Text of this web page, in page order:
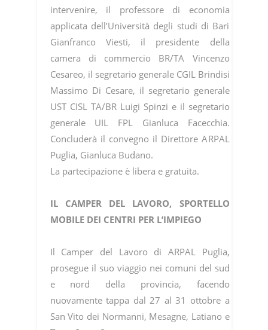
intervenire, il professore di economia
applicata dell’Università degli studi di Bari
Gianfranco Viesti, il presidente della
camera di commercio BR/TA Vincenzo
Cesareo, il segretario generale CGIL Brindisi
Massimo Di Cesare, il segretario generale
UST CISL TA/BR Luigi Spinzi e il segretario
generale UIL FPL Gianluca Facecchia.
Concluderà il convegno il Direttore ARPAL
Puglia, Gianluca Budano.
La partecipazione è libera e gratuita.
IL CAMPER DEL LAVORO, SPORTELLO
MOBILE DEI CENTRI PER L’IMPIEGO
Il Camper del Lavoro di ARPAL Puglia,
prosegue il suo viaggio nei comuni del sud
e nord della provincia, facendo
nuovamente tappa dal 27 al 31 ottobre a
San Vito dei Normanni, Mesagne, Latiano e